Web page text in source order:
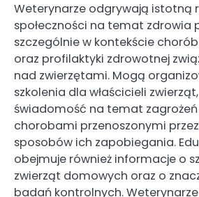
Weterynarze odgrywają istotną
społeczności na temat zdrowia
szczególnie w kontekście
oraz profilaktyki zdrowotnej
nad zwierzętami. Mogą
szkolenia dla właścicieli
świadomość na temat zagrożeń
chorobami przenoszonymi
sposobów ich zapobiegania.
obejmuje również informacje o
zwierząt domowych oraz o
badań kontrolnych.